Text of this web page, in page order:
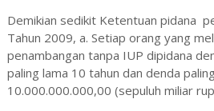
Demikian sedikit Ketentuan pidana
Tahun 2009, a. Setiap orang yang
penambangan tanpa IUP dipidana
paling lama 10 tahun dan denda
10.000.000.000,00 (sepuluh miliar